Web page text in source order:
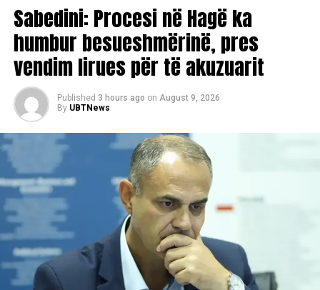
Sabedini: Procesi në Hagë ka
humbur besueshmërinë, pres
vendim lirues për të akuzuarit
Published 3 hours ago on August 9, 2026
By UBTNews